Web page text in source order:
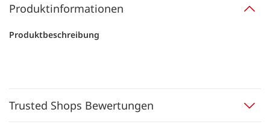
Produktinformationen
Produktbeschreibung
Trusted Shops Bewertungen